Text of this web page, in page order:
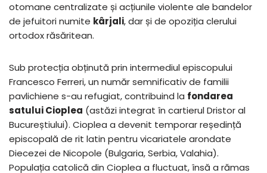
otomane centralizate și acțiunile violente ale bandelor
de jefuitori numite kârjali, dar și de opoziția clerului
ortodox răsăritean.
Sub protecția obținută prin intermediul episcopului
Francesco Ferreri, un număr semnificativ de familii
pavlichiene s-au refugiat, contribuind la fondarea
satului Cioplea (astăzi integrat în cartierul Dristor al
Bucureștiului). Cioplea a devenit temporar reședință
episcopală de rit latin pentru vicariatele arondate
Diecezei de Nicopole (Bulgaria, Serbia, Valahia).
Populația catolică din Cioplea a fluctuat, însă a rămas